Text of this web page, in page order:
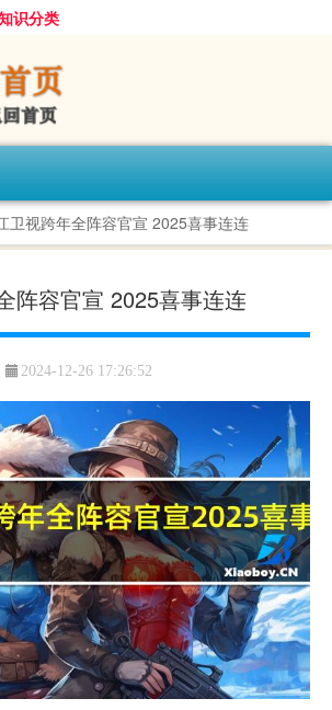
识分类
卫视跨年全阵容官宣 2025喜事连连
阵容官宣 2025喜事连连
2024-12-26 17:26:52